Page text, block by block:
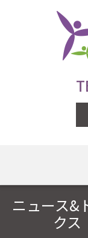
ニュース&
クス